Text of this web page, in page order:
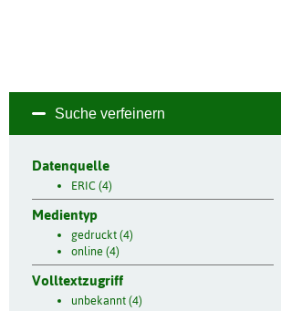
Suche verfeinern
Datenquelle
ERIC (4)
Medientyp
gedruckt (4)
online (4)
Volltextzugriff
unbekannt (4)